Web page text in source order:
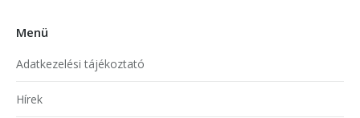
Menü
Adatkezelési tájékoztató
Hírek